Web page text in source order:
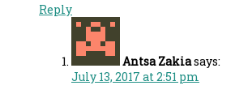
Reply
Antsa Zakiasays:
July 13, 2017 at 2:51 pm